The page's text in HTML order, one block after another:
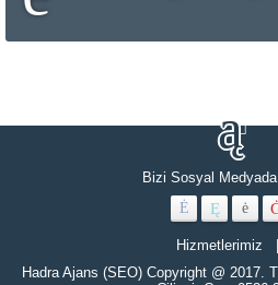
Bizi Sosyal
Hizmetlerimiz
Hadra Ajans (SEO) Copyright @ 2017.